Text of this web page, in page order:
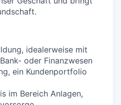
idealerweise mit
oder Finanzwesen
ein Kundenportfolio
im Bereich Anlagen,